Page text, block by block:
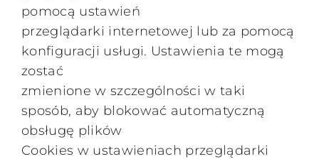
pomocą ustawień
przeglądarki internetowej lub za pomocą
konfiguracji usługi. Ustawienia te mogą
zostać
zmienione w szczególności w taki
sposób, aby blokować automatyczną
obsługę plików
Cookies w ustawieniach przeglądarki